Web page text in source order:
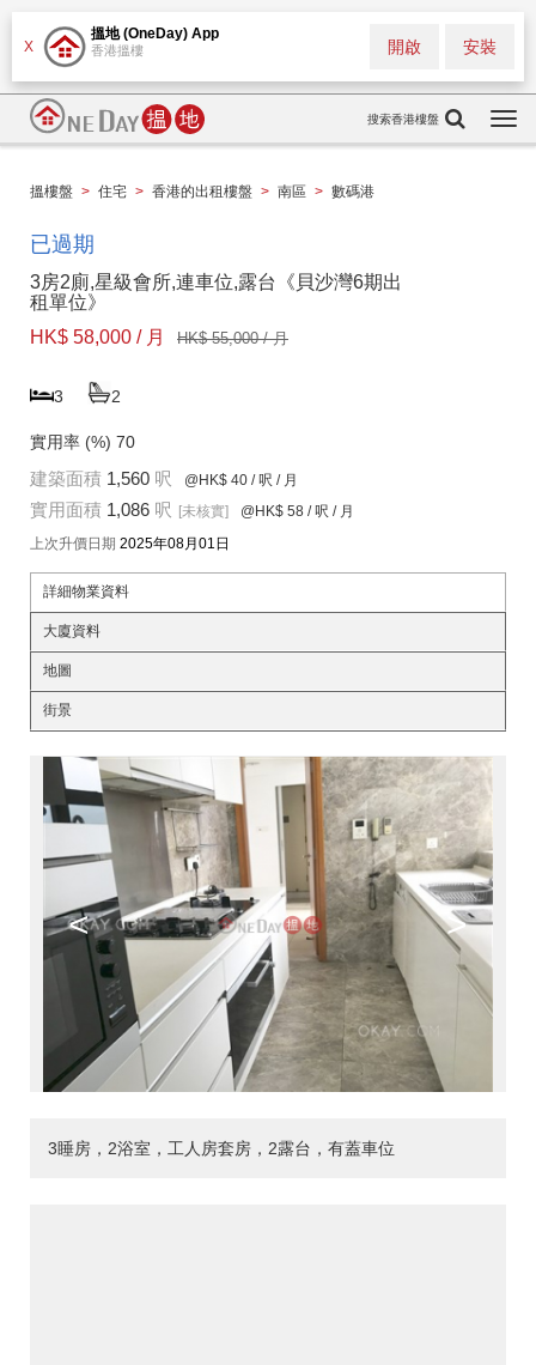
X
搵地 (OneDay) App
香港搵樓 安裝
開啟
搜索香港樓盤
搵樓盤 > 住宅 > 香港的出租樓盤 > 南區 > 數碼港
已過期
3房2廁,星級會所,連車位,露台《貝沙灣6期出
租單位》
HK$ 58,000 / 月
HK$ 55,000 / 月
3 2
實用率 (%) 70
建築面積 1,560 呎 @HK$ 40 / 呎 / 月
實用面積 1,086 呎 [未核實] @HK$ 58 / 呎 / 月
上次升價日期 2025年08月01日
詳細物業資料
大廈資料
地圖
街景
< >
3睡房，2浴室，工人房套房，2露台，有蓋車位